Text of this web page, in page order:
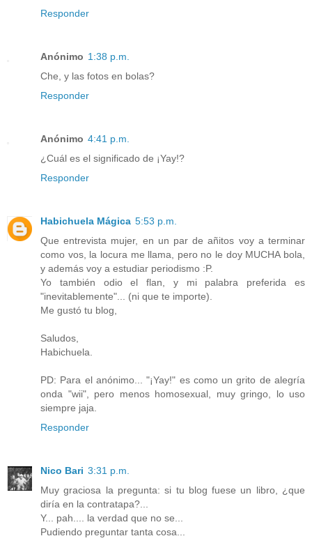
Responder
Anónimo 1:38 p.m.
Che, y las fotos en bolas?
Responder
Anónimo 4:41 p.m.
¿Cuál es el significado de ¡Yay!?
Responder
Habichuela Mágica 5:53 p.m.
Que entrevista mujer, en un par de añitos voy a terminar
como vos, la locura me llama, pero no le doy MUCHA bola,
y además voy a estudiar periodismo :P.
Yo también odio el flan, y mi palabra preferida es
"inevitablemente"... (ni que te importe).
Me gustó tu blog,
Saludos,
Habichuela.
PD: Para el anónimo... "¡Yay!" es como un grito de alegría
onda "wii", pero menos homosexual, muy gringo, lo uso
siempre jaja.
Responder
Nico Bari 3:31 p.m.
Muy graciosa la pregunta: si tu blog fuese un libro, ¿que
diría en la contratapa?...
Y... pah.... la verdad que no se...
Pudiendo preguntar tanta cosa...